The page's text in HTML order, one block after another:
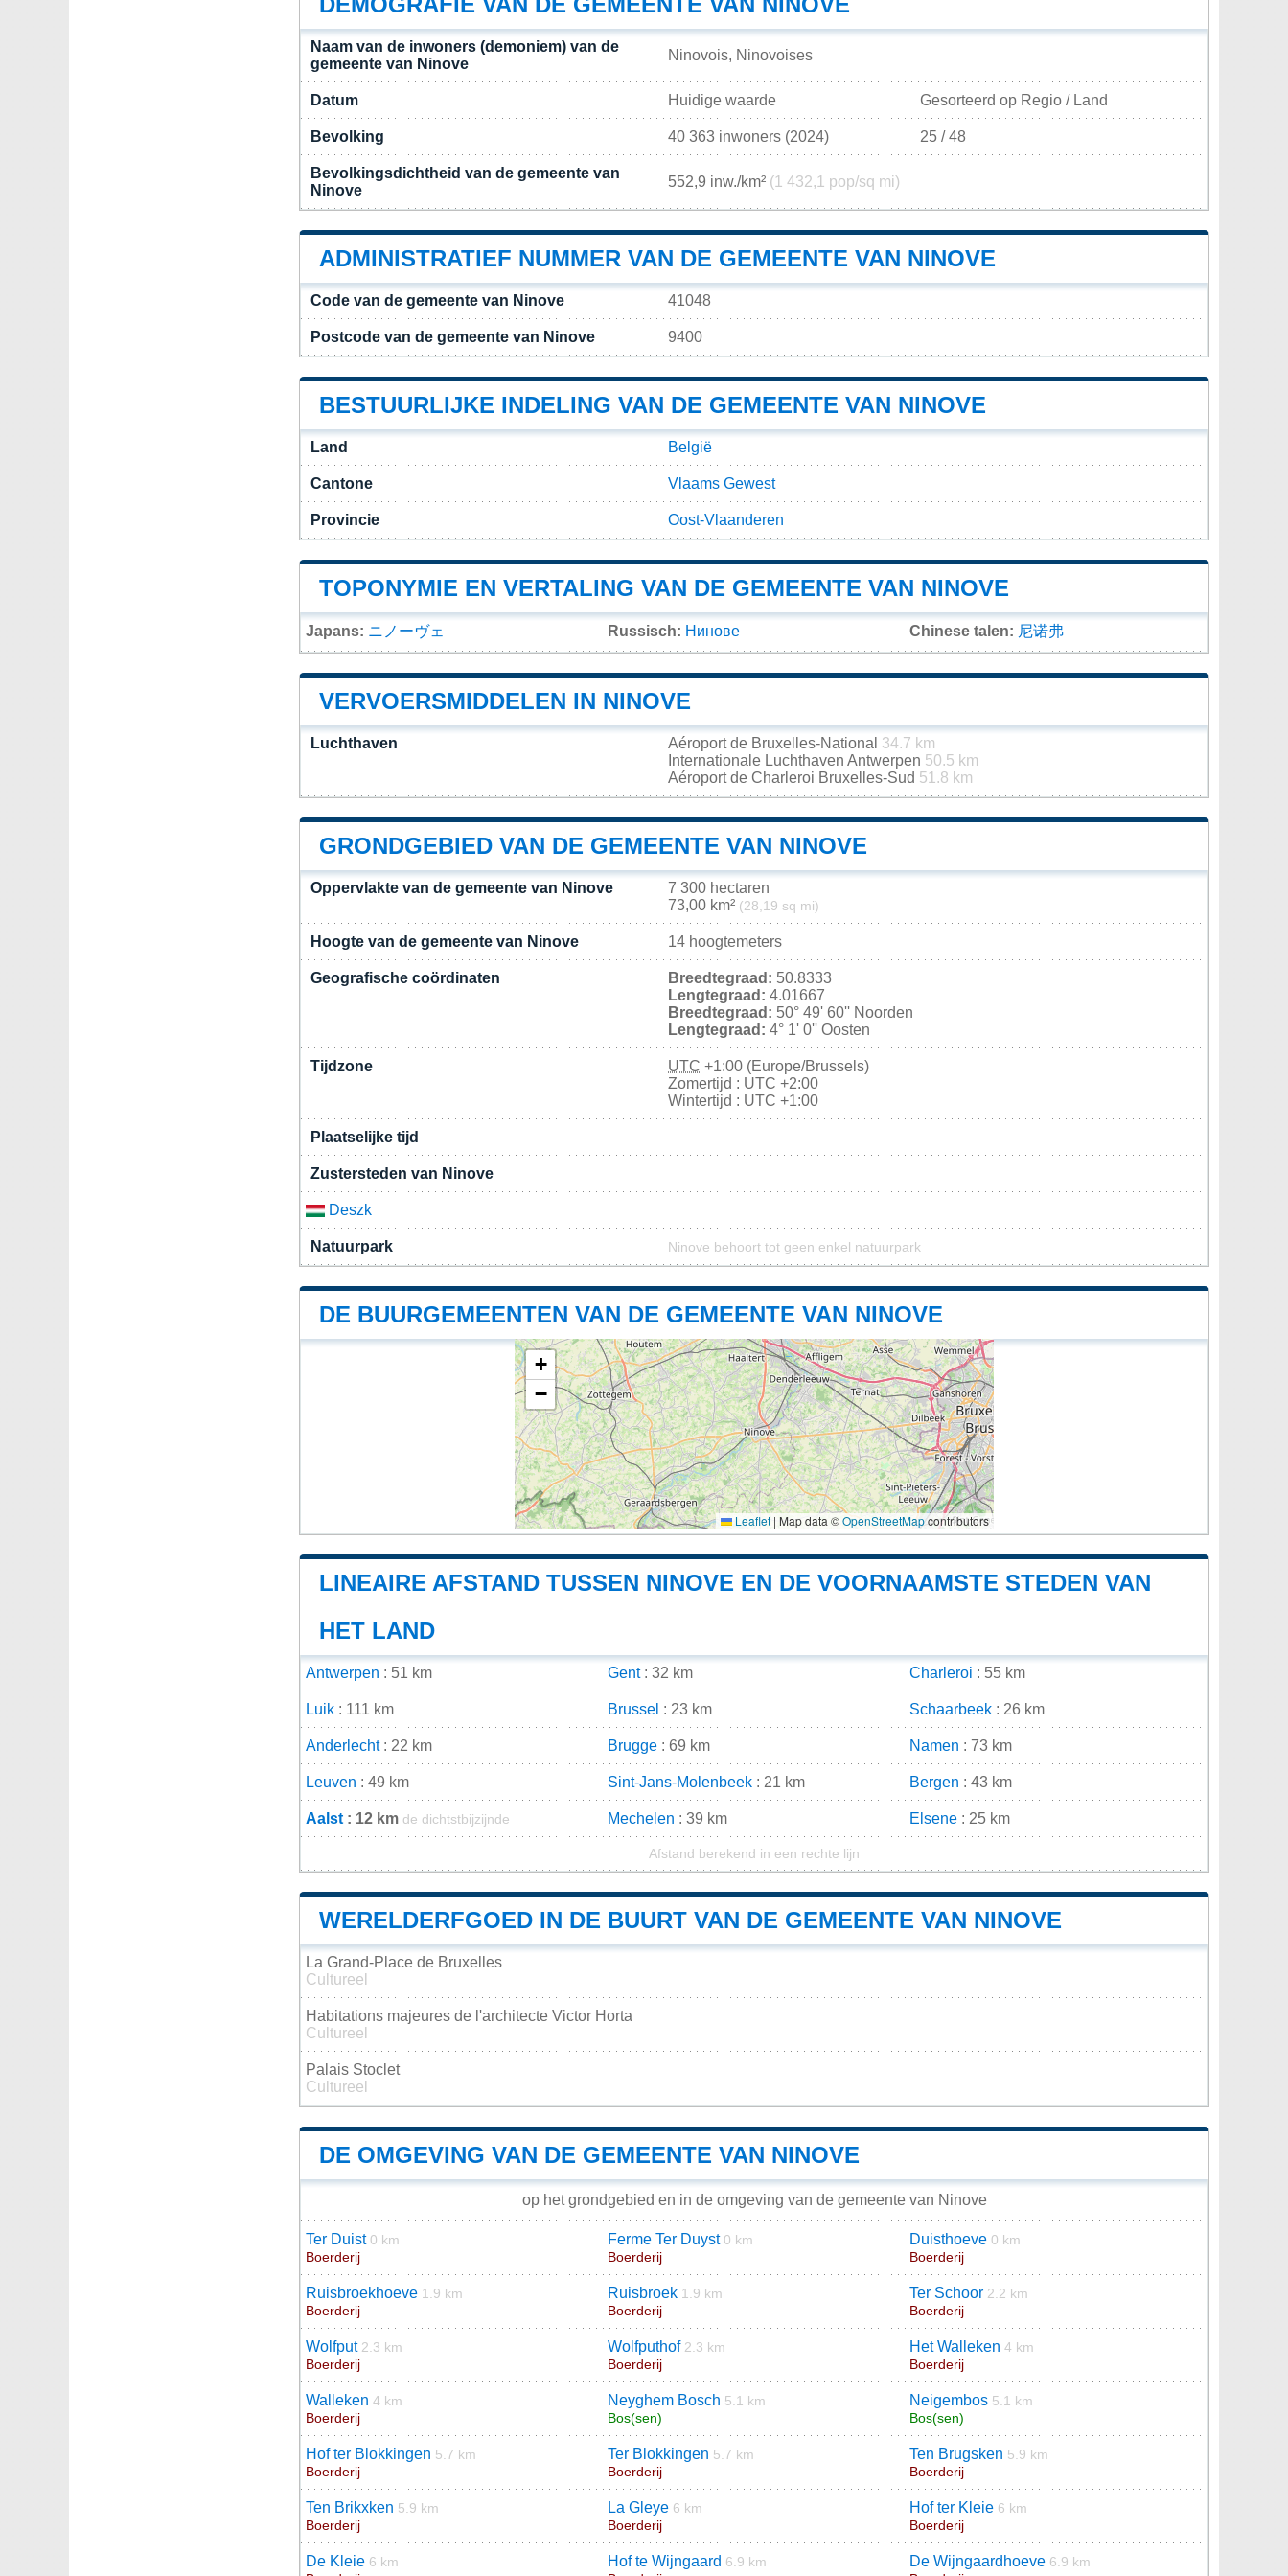
Naam van de inwoners (demoniem) van de
gemeente van Ninove
Ninovois, Ninovoises
Datum Huidige waarde Gesorteerd op Regio / Land
Bevolking 40 363 inwoners (2024) 25 / 48
Bevolkingsdichtheid van de gemeente van
Ninove
552,9 inw./km² (1 432,1 pop/sq mi)
ADMINISTRATIEF NUMMER VAN DE GEMEENTE VAN NINOVE
Code van de gemeente van Ninove 41048
Postcode van de gemeente van Ninove 9400
BESTUURLIJKE INDELING VAN DE GEMEENTE VAN NINOVE
Land België
Cantone Vlaams Gewest
Provincie Oost-Vlaanderen
TOPONYMIE EN VERTALING VAN DE GEMEENTE VAN NINOVE
Japans: ニノーヴェ Russisch: Нинове Chinese talen: 尼诺弗
VERVOERSMIDDELEN IN NINOVE
Luchthaven Aéroport de Bruxelles-National 34.7 km
Internationale Luchthaven Antwerpen 50.5 km
Aéroport de Charleroi Bruxelles-Sud 51.8 km
GRONDGEBIED VAN DE GEMEENTE VAN NINOVE
Oppervlakte van de gemeente van Ninove
7 300 hectaren
73,00 km² (28,19 sq mi)
Hoogte van de gemeente van Ninove 14 hoogtemeters
Geografische coördinaten Breedtegraad: 50.8333
Lengtegraad: 4.01667
Breedtegraad: 50° 49' 60'' Noorden
Lengtegraad: 4° 1' 0'' Oosten
Tijdzone UTC +1:00 (Europe/Brussels)
Zomertijd : UTC +2:00
Wintertijd : UTC +1:00
Plaatselijke tijd
Zustersteden van Ninove
Deszk
Natuurpark Ninove behoort tot geen enkel natuurpark
DE BUURGEMEENTEN VAN DE GEMEENTE VAN NINOVE
+
−
Leaflet | Map data ©OpenStreetMapcontributors
LINEAIRE AFSTAND TUSSEN NINOVE EN DE VOORNAAMSTE STEDEN VAN
HET LAND
Antwerpen : 51 km Gent: 32 km Charleroi : 55 km
Luik : 111 km Brussel : 23 km Schaarbeek : 26 km
Anderlecht: 22 km Brugge : 69 km Namen : 73 km
Leuven : 49 km Sint-Jans-Molenbeek : 21 km Bergen : 43 km
Aalst : 12 km de dichtstbijzijnde Mechelen : 39 km Elsene : 25 km
Afstand berekend in een rechte lijn
WERELDERFGOED IN DE BUURT VAN DE GEMEENTE VAN NINOVE
La Grand-Place de Bruxelles
Cultureel
Habitations majeures de l'architecte Victor Horta
Cultureel
Palais Stoclet
Cultureel
DE OMGEVING VAN DE GEMEENTE VAN NINOVE
op het grondgebied en in de omgeving van de gemeente van Ninove
Ter Duist 0 km
Boerderij
Ferme Ter Duyst 0 km
Boerderij
Duisthoeve 0 km
Boerderij
Ruisbroekhoeve 1.9 km
Boerderij
Ruisbroek 1.9 km
Boerderij
Ter Schoor 2.2 km
Boerderij
Wolfput 2.3 km
Boerderij
Wolfputhof 2.3 km
Boerderij
Het Walleken 4 km
Boerderij
Walleken 4 km
Boerderij
Neyghem Bosch 5.1 km
Bos(sen)
Neigembos 5.1 km
Bos(sen)
Hof ter Blokkingen 5.7 km
Boerderij
Ter Blokkingen 5.7 km
Boerderij
Ten Brugsken 5.9 km
Boerderij
Ten Brikxken 5.9 km
Boerderij
La Gleye 6 km
Boerderij
Hof ter Kleie 6 km
Boerderij
De Kleie 6 km
Hof te Wijngaard 6.9 km
De Wijngaardhoeve 6.9 km